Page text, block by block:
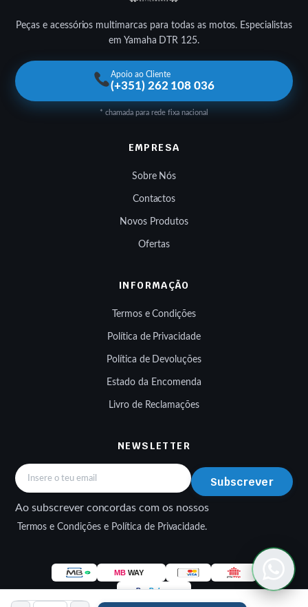
Peças e acessórios multimarcas para todas as motos. Especialistas
em Yamaha DTR 125.
Apoio ao Cliente
(+351) 262 108 036
* chamada para rede fixa nacional
EMPRESA
Sobre Nós
Contactos
Novos Produtos
Ofertas
INFORMAÇÃO
Termos e Condições
Política de Privacidade
Política de Devoluções
Estado da Encomenda
Livro de Reclamações
NEWSLETTER
Subscrever
Ao subscrever concordas com os nossos
Termos e Condições e Política de Privacidade.